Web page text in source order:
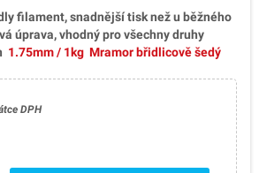
filament, snadnější tisk než u běžného
úprava, vhodný pro všechny druhy
1.75mm / 1kg Mramor břidlicově šedý
DPH